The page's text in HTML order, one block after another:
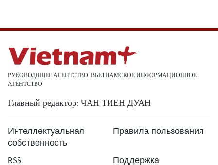
РУКОВОДЯЩЕЕ АГЕНТСТВО: ВЬЕТНАМСКОЕ ИНФОРМАЦИОННОЕ
АГЕНТСТВО
Главный редактор: ЧАН ТИЕН ДУАН
Интеллектуальная
собственность
Правила пользования
RSS Поддержка